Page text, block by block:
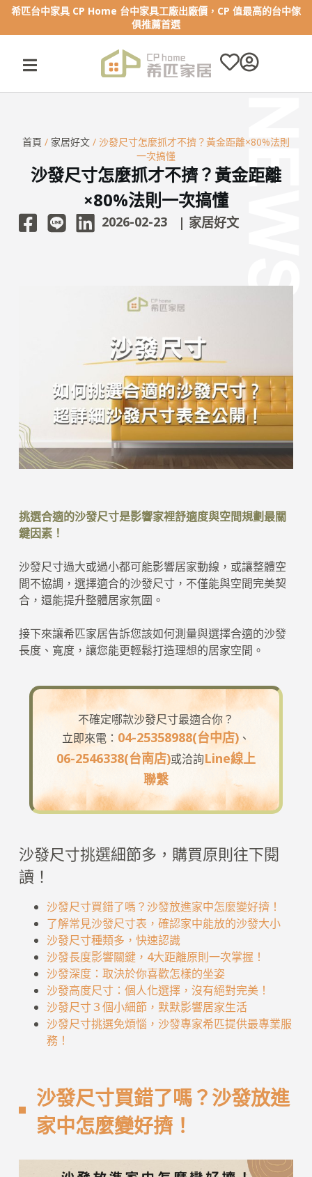
跳
至
要
官方LINE或來電詢問
首頁 / 家居好文/ 沙發尺寸怎麼抓才不擠？黃金距離×80%法則
一次搞懂
沙發尺寸怎麼抓才不擠？黃金距離
×80%法則一次搞懂
2026-02-23 | 家居好文
挑選合適的沙發尺寸是影響家裡舒適度與空間規劃最關
鍵因素！
沙發尺寸過大或過小都可能影響居家動線，或讓整體空
間不協調，選擇適合的沙發尺寸，不僅能與空間完美契
合，還能提升整體居家氛圍。
接下來讓希匹家居告訴您該如何測量與選擇合適的沙發
長度、寬度，讓您能更輕鬆打造理想的居家空間。
不確定哪款沙發尺寸最適合你？
立即來電： 04-25358988(台中店)、
06-2546338(台南店)或洽詢Line線上
聯繫
沙發尺寸挑選細節多，購買原則往下閱
讀！
沙發尺寸買錯了嗎？沙發放進家中怎麼變好擠！
了解常見沙發尺寸表，確認家中能放的沙發大小
沙發尺寸種類多，快速認識
沙發長度影響關鍵，4大距離原則一次掌握！
沙發深度：取決於你喜歡怎樣的坐姿
沙發高度尺寸：個人化選擇，沒有絕對完美！
沙發尺寸３個小細節，默默影響居家生活
沙發尺寸挑選免煩惱，沙發專家希匹提供最專業服
務！
沙發尺寸買錯了嗎？沙發放進
家中怎麼變好擠！